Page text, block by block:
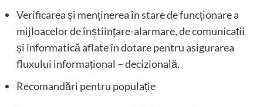
Verificarea și menținerea în stare de funcționare a
mijloacelor de înștiințare-alarmare, de comunicații
și informatică aflate în dotare pentru asigurarea
fluxului informațional – decizională.
Recomandări pentru populație